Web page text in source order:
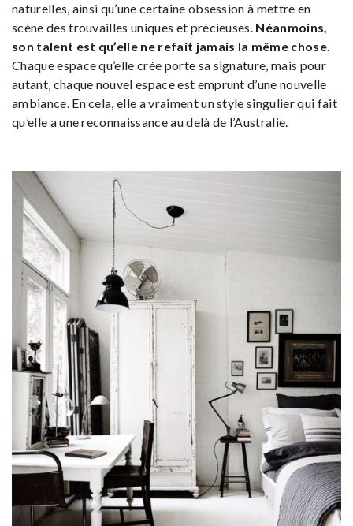
naturelles, ainsi qu’une certaine obsession à mettre en
scène des trouvailles uniques et précieuses. Néanmoins,
son talent est qu’elle ne refait jamais la même chose.
Chaque espace qu’elle crée porte sa signature, mais pour
autant, chaque nouvel espace est emprunt d’une nouvelle
ambiance. En cela, elle a vraiment un style singulier qui fait
qu’elle a une reconnaissance au delà de l’Australie.